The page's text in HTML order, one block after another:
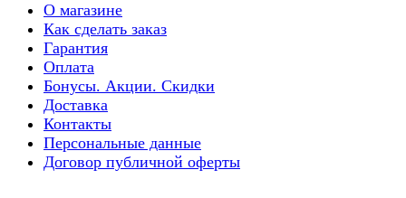
О магазине
Как сделать заказ
Гарантия
Оплата
Бонусы. Акции. Скидки
Доставка
Контакты​
Персональные данные
Договор публичной оферты